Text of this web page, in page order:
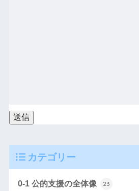
カテゴリー
0-1 公的支援の全体像 23